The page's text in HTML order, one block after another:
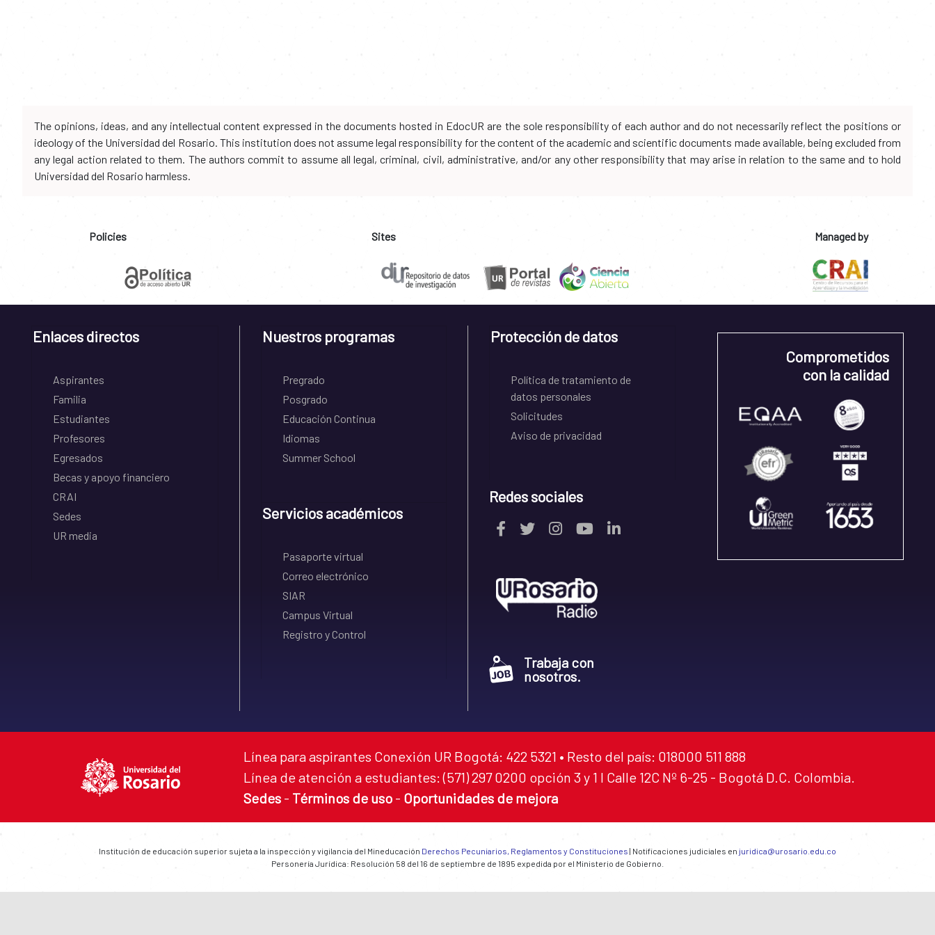
The opinions, ideas, and any intellectual content expressed in the documents hosted in EdocUR are the sole responsibility of each author and do not necessarily reflect the positions or
ideology of the Universidad del Rosario. This institution does not assume legal responsibility for the content of the academic and scientific documents made available, being excluded from
any legal action related to them. The authors commit to assume all legal, criminal, civil, administrative, and/or any other responsibility that may arise in relation to the same and to hold
Universidad del Rosario harmless.
Policies Sites Managed by
Enlaces directos
Aspirantes
Familia
Estudiantes
Profesores
Egresados
Becas y apoyo financiero
CRAI
Sedes
UR media
Nuestros programas
Pregrado
Posgrado
Educación Continua
Idiomas
Summer School
Servicios académicos
Pasaporte virtual
Correo electrónico
SIAR
Campus Virtual
Registro y Control
Protección de datos
Política de tratamiento de
datos personales
Solicitudes
Aviso de privacidad
Redes sociales
Trabaja con
nosotros.
Comprometidos
con la calidad
Línea para aspirantes Conexión UR Bogotá: 422 5321 • Resto del país: 018000 511 888
Línea de atención a estudiantes: (571) 297 0200 opción 3 y 1 I Calle 12C Nº 6-25 - Bogotá D.C. Colombia.
Sedes - Términos de uso - Oportunidades de mejora
Institución de educación superior sujeta a la inspección y vigilancia del Mineducación Derechos Pecuniarios, Reglamentos y Constituciones | Notificaciones judiciales en juridica@urosario.edu.co
Personería Jurídica: Resolución 58 del 16 de septiembre de 1895 expedida por el Ministerio de Gobierno.